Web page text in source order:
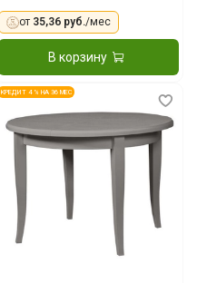
от 35,36 руб./мес
В корзину
КРЕДИТ 4 % НА 36 МЕС